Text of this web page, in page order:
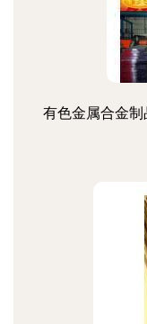
有色金属合金